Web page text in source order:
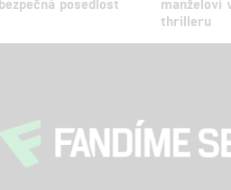
thrilleru